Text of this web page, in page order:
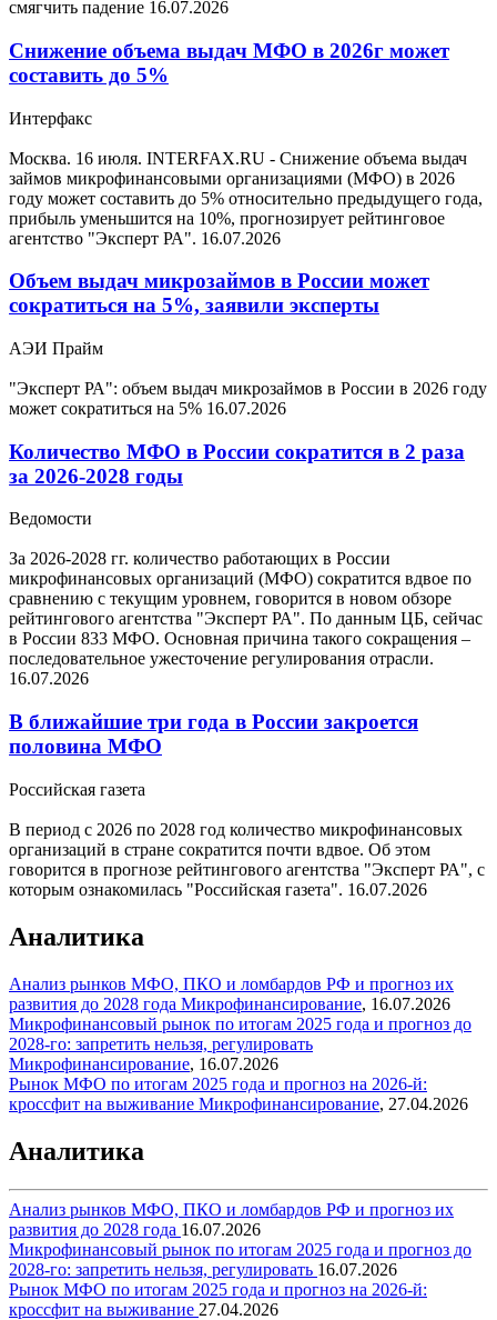
смягчить падение 16.07.2026
Снижение объема выдач МФО в 2026г может
составить до 5%
Интерфакс
Москва. 16 июля. INTERFAX.RU - Снижение объема выдач
займов микрофинансовыми организациями (МФО) в 2026
году может составить до 5% относительно предыдущего года,
прибыль уменьшится на 10%, прогнозирует рейтинговое
агентство "Эксперт РА". 16.07.2026
Объем выдач микрозаймов в России может
сократиться на 5%, заявили эксперты
АЭИ Прайм
"Эксперт РА": объем выдач микрозаймов в России в 2026 году
может сократиться на 5% 16.07.2026
Количество МФО в России сократится в 2 раза
за 2026-2028 годы
Ведомости
За 2026-2028 гг. количество работающих в России
микрофинансовых организаций (МФО) сократится вдвое по
сравнению с текущим уровнем, говорится в новом обзоре
рейтингового агентства "Эксперт РА". По данным ЦБ, сейчас
в России 833 МФО. Основная причина такого сокращения –
последовательное ужесточение регулирования отрасли.
16.07.2026
В ближайшие три года в России закроется
половина МФО
Российская газета
В период с 2026 по 2028 год количество микрофинансовых
организаций в стране сократится почти вдвое. Об этом
говорится в прогнозе рейтингового агентства "Эксперт РА", с
которым ознакомилась "Российская газета". 16.07.2026
Аналитика
Анализ рынков МФО, ПКО и ломбардов РФ и прогноз их
развития до 2028 года Микрофинансирование, 16.07.2026
Микрофинансовый рынок по итогам 2025 года и прогноз до
2028-го: запретить нельзя, регулировать
Микрофинансирование, 16.07.2026
Рынок МФО по итогам 2025 года и прогноз на 2026-й:
кроссфит на выживание Микрофинансирование, 27.04.2026
Аналитика
Анализ рынков МФО, ПКО и ломбардов РФ и прогноз их
развития до 2028 года 16.07.2026
Микрофинансовый рынок по итогам 2025 года и прогноз до
2028-го: запретить нельзя, регулировать 16.07.2026
Рынок МФО по итогам 2025 года и прогноз на 2026-й:
кроссфит на выживание 27.04.2026